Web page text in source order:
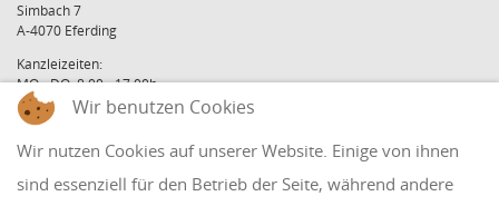
Simbach 7
A-4070 Eferding
Kanzleizeiten:
MO - DO: 8:00 - 17:00h
FR: 8:00 - 12:00h
Tel: +43 7272 39 79 - 0
Fax: +43 7272 39 79 - 9
Wir benutzen Cookies
Wir nutzen Cookies auf unserer Website. Einige von ihnen
sind essenziell für den Betrieb der Seite, während andere